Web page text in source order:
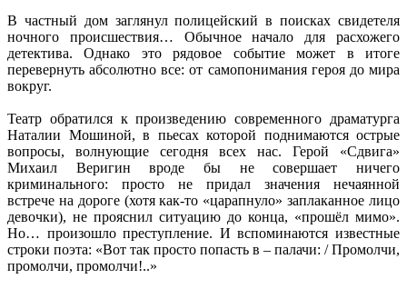
В частный дом заглянул полицейский в поисках свидетеля
ночного происшествия… Обычное начало для расхожего
детектива. Однако это рядовое событие может в итоге
перевернуть абсолютно все: от самопонимания героя до мира
вокруг.
Театр обратился к произведению современного драматурга
Наталии Мошиной, в пьесах которой поднимаются острые
вопросы, волнующие сегодня всех нас. Герой «Сдвига»
Михаил Веригин вроде бы не совершает ничего
криминального: просто не придал значения нечаянной
встрече на дороге (хотя как-то «царапнуло» заплаканное лицо
девочки), не прояснил ситуацию до конца, «прошёл мимо».
Но… произошло преступление. И вспоминаются известные
строки поэта: «Вот так просто попасть в – палачи: / Промолчи,
промолчи, промолчи!..»